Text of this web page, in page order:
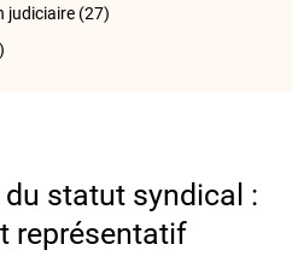
judiciaire (27)
statut syndical :
représentatif